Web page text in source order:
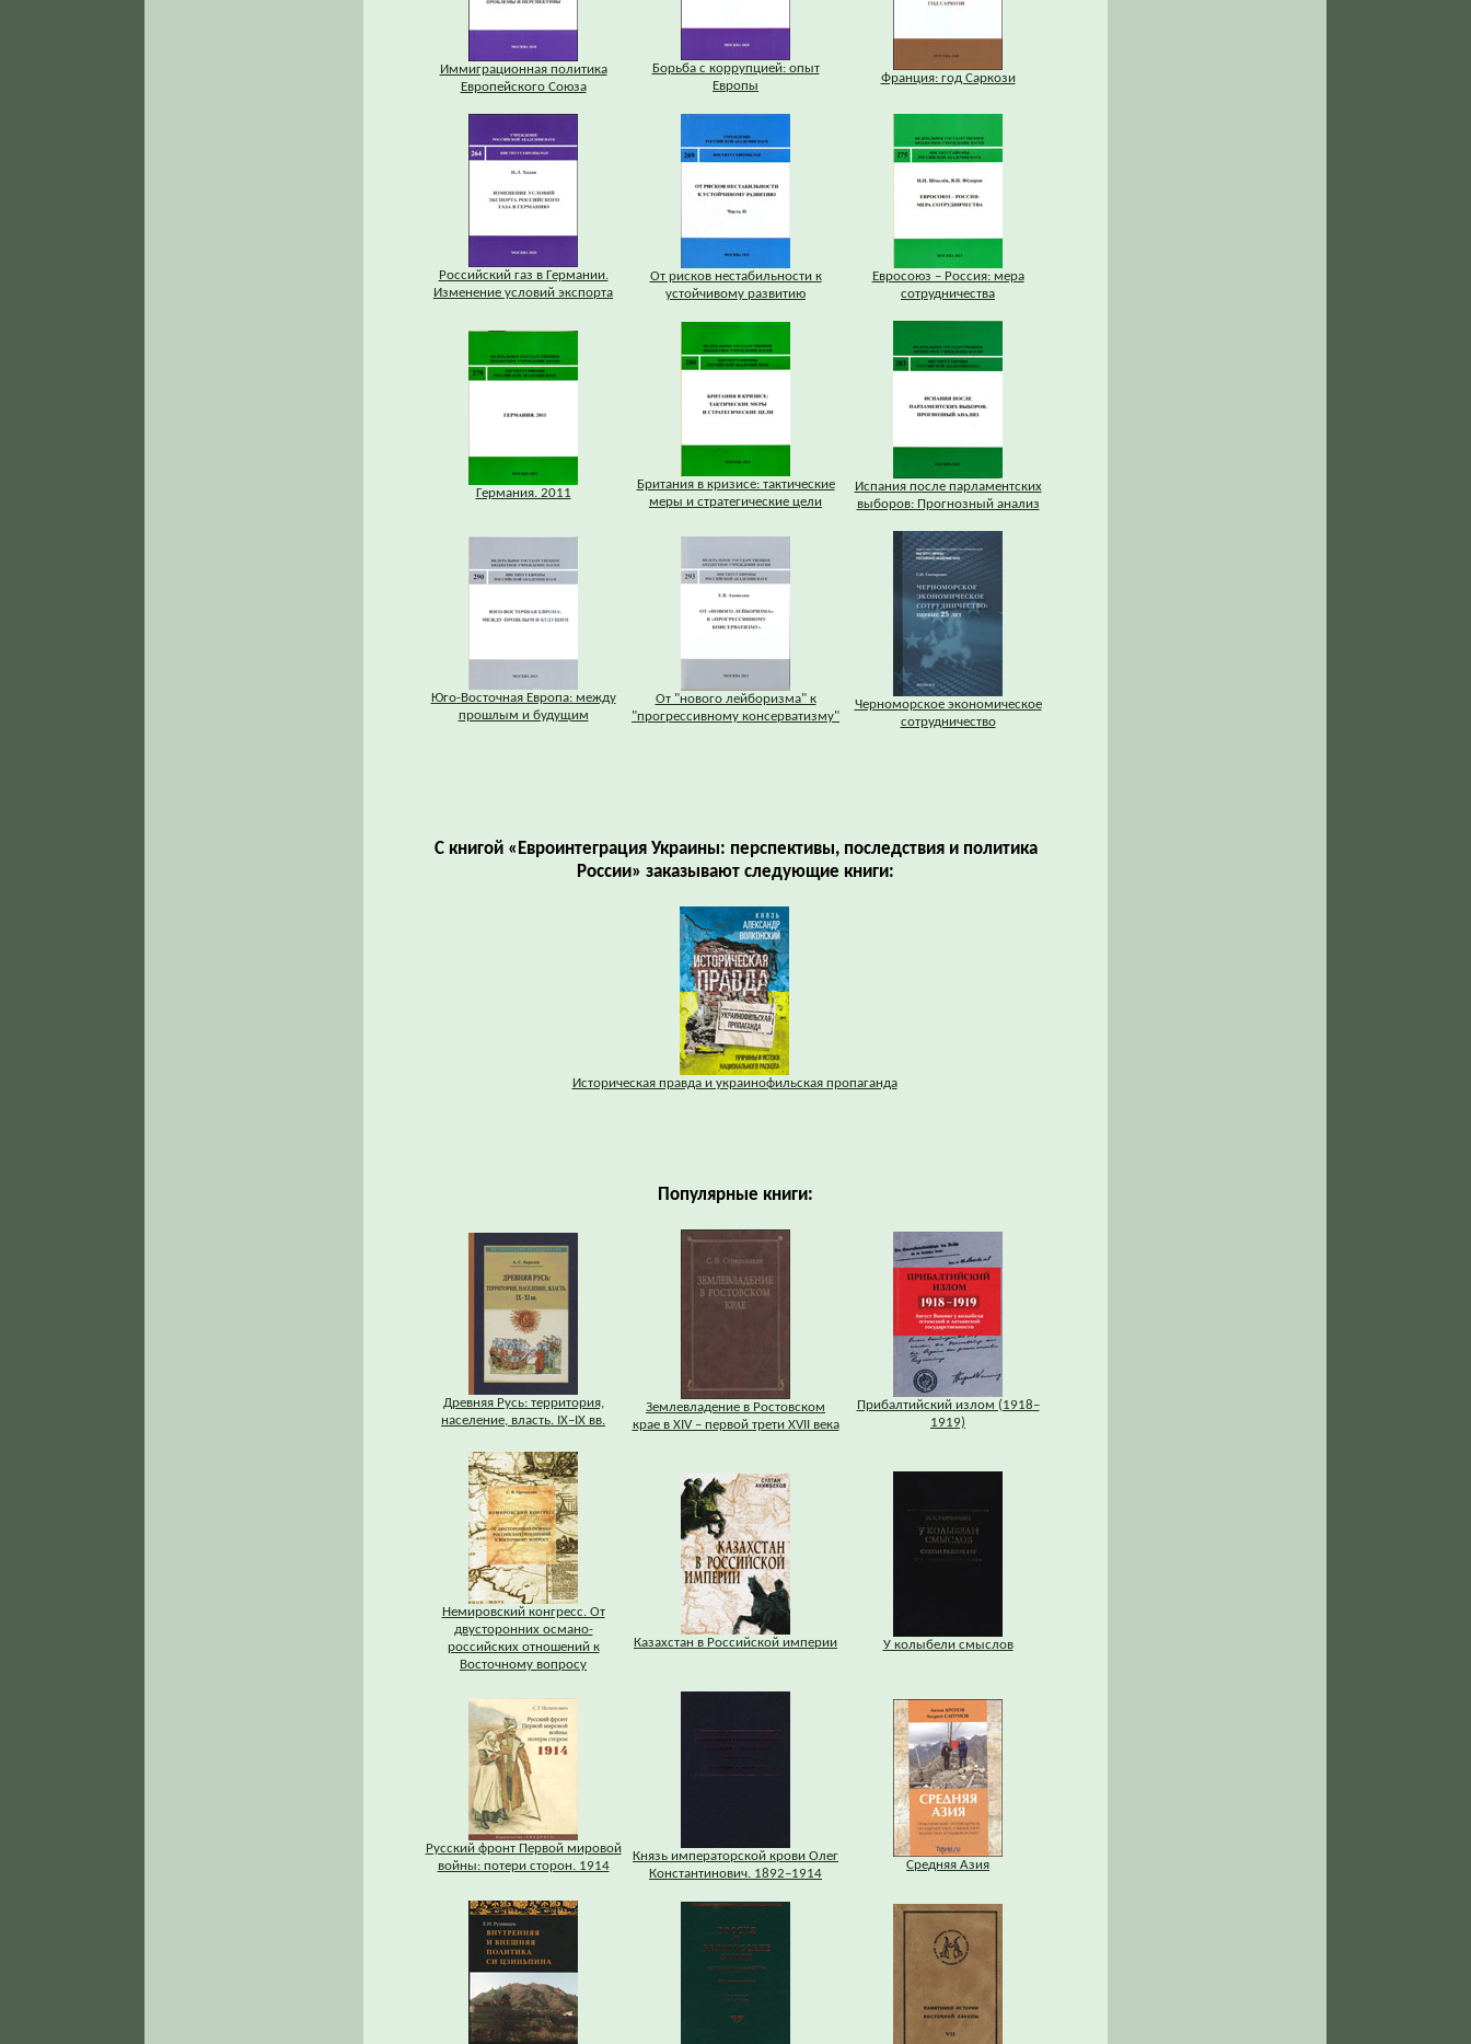
Иммиграционная политика
Европейского Союза
Борьба с коррупцией: опыт
Европы
Франция: год Саркози
Российский газ в Германии.
Изменение условий экспорта
От рисков нестабильности к
устойчивому развитию
Евросоюз – Россия: мера
сотрудничества
Германия. 2011
Британия в кризисе: тактические
меры и стратегические цели
Испания после парламентских
выборов: Прогнозный анализ
Юго-Восточная Европа: между
прошлым и будущим
От "нового лейборизма" к
"прогрессивному консерватизму"
Черноморское экономическое
сотрудничество
С книгой «Евроинтеграция Украины: перспективы, последствия и политика
России» заказывают следующие книги:
Историческая правда и украинофильская пропаганда
Популярные книги:
Древняя Русь: территория,
население, власть. IХ–IХ вв.
Землевладение в Ростовском
крае в XIV – первой трети XVII века
Прибалтийский излом (1918–
1919)
Немировский конгресс. От
двусторонних османо-
российских отношений к
Восточному вопросу
Казахстан в Российской империи У колыбели смыслов
Русский фронт Первой мировой
войны: потери сторон. 1914
Князь императорской крови Олег
Константинович. 1892–1914
Средняя Азия